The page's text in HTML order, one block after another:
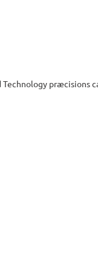
Technology præcisions